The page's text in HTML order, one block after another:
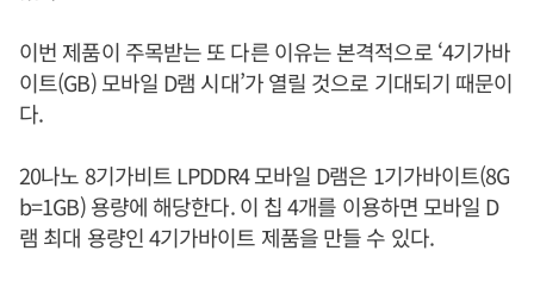
이번 제품이 주목받는 또 다른 이유는 본격적으로 ‘4기가바
이트(GB) 모바일 D램 시대’가 열릴 것으로 기대되기 때문이
다.
20나노 8기가비트 LPDDR4 모바일 D램은 1기가바이트(8G
b=1GB) 용량에 해당한다. 이 칩 4개를 이용하면 모바일 D
램 최대 용량인 4기가바이트 제품을 만들 수 있다.